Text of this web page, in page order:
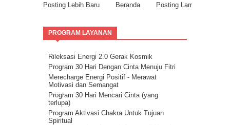
Posting Lebih Baru Posting Lama
Beranda
PROGRAM LAYANAN
Rileksasi Energi 2.0 Gerak Kosmik
Program 30 Hari Dengan Cinta Menuju Fitri
Merecharge Energi Positif - Merawat
Motivasi dan Semangat
Program 30 Hari Mencari Cinta (yang
terlupa)
Program Aktivasi Chakra Untuk Tujuan
Spiritual